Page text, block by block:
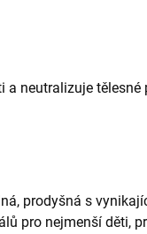
neutralizuje tělesné
prodyšná s
pro nejmenší děti,